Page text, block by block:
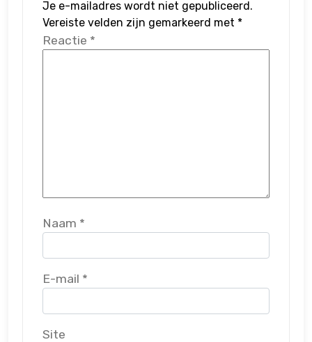
Je e-mailadres wordt niet gepubliceerd.
Vereiste velden zijn gemarkeerd met *
Reactie *
Naam *
E-mail *
Site